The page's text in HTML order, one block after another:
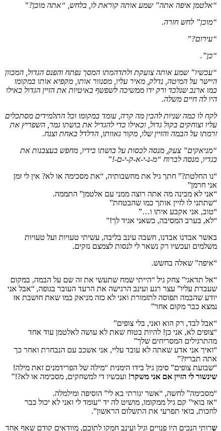
“אלטמן איפה אתה” שמע אותה קוראת לו, בלחש, “אתה מוכן?”
“מוכן” לחש חזרה.
“עירום?”
“כן”.
“עכשיו” שמע אותה צועקת ולתדהמתו המסך נפתח והפנס הגדול, המכוון
היישר על המיטה, נדלק, מאיר עליו, מסנוור אותו, מקפיא אותו במקומו
כמו ארנב שנלכד ורק ידו ממשיכה לשפשף באיטיות את הזיין הגדול כאילו
היו לה חיים משלה.
לקח לו כמה שניות להבין מה קרה, עומד במקומו וכל התלמידים מסתכלים
עליו וצוחקים בקול גדול, וכאילו כדי להגדיל את בושתו גמר, השפריץ את
זרמתו על הבמה והזיין שלו, מקור גאוותו, הדלדל באחת וצנח.
“מניאקים” צעק, מנסה לכסות על בושתו בידיו, מחפש בעצבנות את
בגדיו, מנסה לברוח “מ-נ-י-א-ק-י-ם-!”
“נו החלטת?” חתך גיל את מחשבותיה, “את מסכימה או לא? אין לי זמן
אני חרמן”
“אני לא מבינה מה אתה רוצה ממני עם אלטמן” התממה.
“שתתני לו לזיין אותך כמו שהבטחת”
“טוב, אני אקבע איתו ו…”
“לא, בערב המסיבה, כשאני אגיד לך!”
באשר אבדנו אבדנו, חשבה עינב בליבה, עשיתי טעויות ועל טעויות
משלמים ועכשיו רק נשאר לי לנסות לצמצם נזקים.
“איפה” שאלה בחשש.
“אל תדאגי” צחק גיל “הייתי שמח שתעשי את זה שם על הבמה, במקום
שעבדת עליו” עצר רגע ועינב הרגישה את הרעד העובר בגופה, “אבל אני
יודע שהבמה תפוסה לתזמורת ואני לא כזה מניאק כמו שאת חושבת אז
נמצא כבר מקום אחר”
“אבל לבד, רק הוא ואני, בלי צופים”
“צופים לא, אני כן! להיות בטוח שאת לא עושה לאלטמן עוד אחד
מהתרגילים המסריחים שלך”
“ואיך אני אדע שאתה לא עובד עליי, אני אשכב עם הנבחרת ואחר כך
אתה תבריז?”
“שבועת צופים” סימן גיל בידו הימנית “מילה של הפרידמנים זאת מילה!
שינשור לי הזיין אם אני משקר! ועכשיו די למשחקים, מסכימה או לא?!”
“מסכימה” לחשה, “אשר יגורתי בא לי” הוסיפה ומילמלה.
“אז בואי” קם גיל ממקומו, מושיט לה יד “עומד לי ואני לא יכול כבר
לחכות, בואי תפרעי את התשלום הראשון”.
שרותי הנכים היו פנויים וגיל ועינב חמקו לתוכם, מוודאים קודם שאף אחד